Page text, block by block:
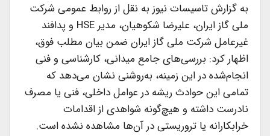
به گزارش تاسیسات نیوز به نقل از روابط عمومی شرکت
ملی گاز ایران، علیرضا شکوهیان، مدیر HSE و پدافند
غیرعامل شرکت ملی گاز ایران ضمن بیان مطلب فوق،
اظهار کرد: بررسی‌های جامع میدانی، کارشناسی و فنی
انجام‌شده در این زمینه، به‌روشنی نشان می‌دهد که
تمامی این حوادث ریشه در عوامل داخلی، فنی یا مصرف
نادرست داشته و هیچ‌گونه شواهدی از اقدامات
خرابکارانه یا تروریستی در آن‌ها مشاهده نشده است.